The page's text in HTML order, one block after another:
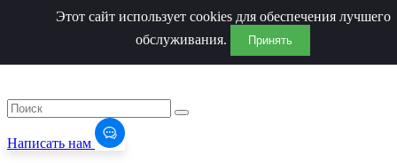
Написать нам
Этот сайт использует cookies для обеспечения лучшего
обслуживания.
Принять